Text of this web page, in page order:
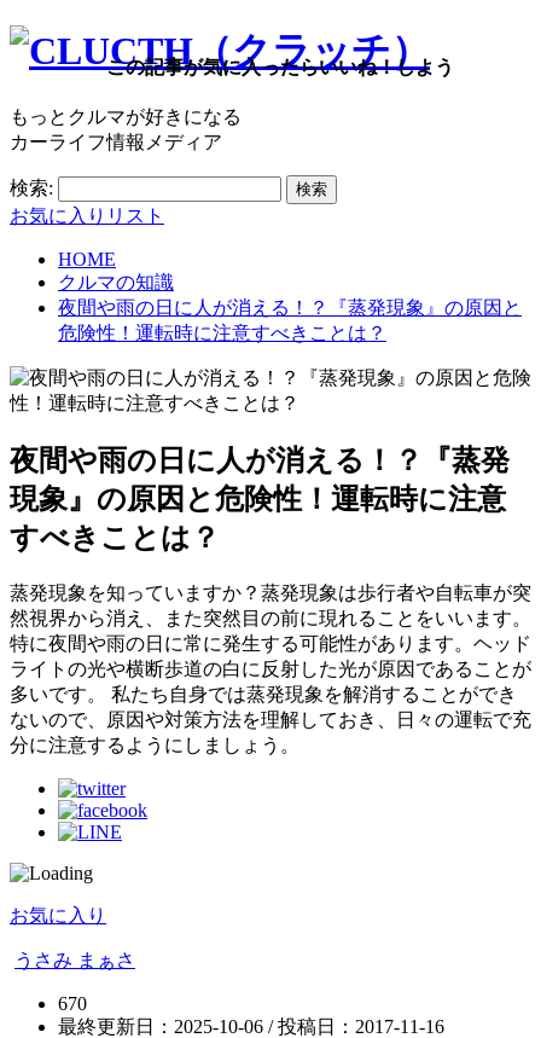
もっとクルマが好きになる
カーライフ情報メディア
検索:
お気に入りリスト
HOME
クルマの知識
夜間や雨の日に人が消える！？『蒸発現象』の原因と
危険性！運転時に注意すべきことは？
夜間や雨の日に人が消える！？『蒸発
現象』の原因と危険性！運転時に注意
すべきことは？
蒸発現象を知っていますか？蒸発現象は歩行者や自転車が突
然視界から消え、また突然目の前に現れることをいいます。
特に夜間や雨の日に常に発生する可能性があります。ヘッド
ライトの光や横断歩道の白に反射した光が原因であることが
多いです。 私たち自身では蒸発現象を解消することができ
ないので、原因や対策方法を理解しておき、日々の運転で充
分に注意するようにしましょう。
お気に入り
うさみ まぁさ
670
最終更新日：2025-10-06 / 投稿日： 2017-11-16
この記事が気に入ったらいいね！しよう